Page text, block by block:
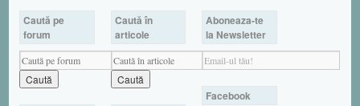
Caută pe
forum
Caută în
articole
Aboneaza-te
la Newsletter
Facebook